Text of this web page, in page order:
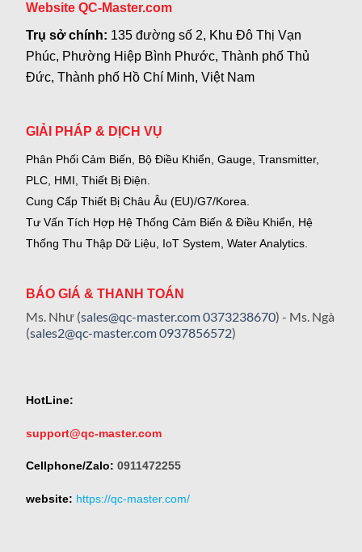
Website QC-Master.com
Trụ sở chính: 135 đường số 2, Khu Đô Thị Vạn
Phúc, Phường Hiệp Bình Phước, Thành phố Thủ
Đức, Thành phố Hồ Chí Minh, Việt Nam
GIẢI PHÁP & DỊCH VỤ
Phân Phối Cảm Biến, Bộ Điều Khiển, Gauge, Transmitter,
PLC, HMI, Thiết Bị Điện.
Cung Cấp Thiết Bị Châu Âu (EU)/G7/Korea.
Tư Vấn Tích Hợp Hệ Thống Cảm Biến & Điều Khiển, Hệ
Thống Thu Thập Dữ Liệu, IoT System, Water Analytics.
BÁO GIÁ & THANH TOÁN
Ms. Như (sales@qc-master.com0373238670) - Ms. Ngà
(sales2@qc-master.com0937856572)
HotLine:
support@qc-master.com
Cellphone/Zalo: 0911472255
website: https://qc-master.com/